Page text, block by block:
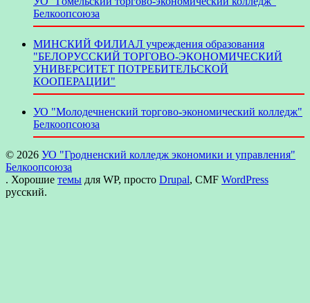
Белкоопсоюза
МИНСКИЙ ФИЛИАЛ учреждения образования
"БЕЛОРУССКИЙ ТОРГОВО-ЭКОНОМИЧЕСКИЙ
УНИВЕРСИТЕТ ПОТРЕБИТЕЛЬСКОЙ
КООПЕРАЦИИ"
УО "Молодечненский торгово-экономический колледж"
Белкоопсоюза
© 2026 УО "Гродненский колледж экономики и управления"
Белкоопсоюза
. Хорошие темы для WP, просто Drupal, CMF WordPress
русский.